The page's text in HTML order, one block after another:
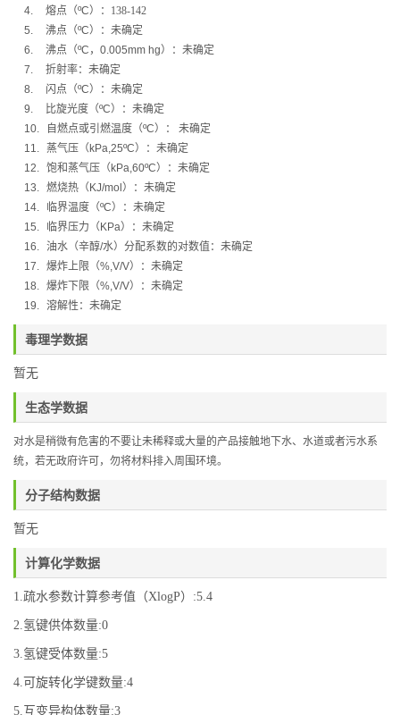
4.
熔点（ºC）： 138-142
5.
沸点（ºC）：未确定
6.
沸点（ºC ， 0.005mm hg）：未确定
7.
折射率：未确定
8.
闪点（ºC）： 未确定
9.
比旋光度（ºC）： 未确定
10.
自燃点或引燃温度（ºC）：
未确定
11.
蒸气压（ kPa,25ºC）： 未确定
12. 饱和蒸气压（ kPa,60ºC）： 未确定
13. 燃烧热（ KJ/mol ）： 未确定
14.
临界温度（ºC）：未确定
15.
临界压力（ KPa）：未确定
16. 油水（辛醇/水）分配系数的对数值：未确定
17. 爆炸上限（%,V/V）：未确定
18. 爆炸下限（%,V/V）：未确定
19. 溶解性：未确定
毒理学数据
暂无
生态学数据
对水是稍微有危害的不要让未稀释或大量的产品接触地下水、水道或者污水系
统，若无政府许可，勿将材料排入周围环境。
分子结构数据
暂无
计算化学数据
1.疏水参数计算参考值（XlogP）:5.4
2.氢键供体数量:0
3.氢键受体数量:5
4.可旋转化学键数量:4
5.互变异构体数量:3